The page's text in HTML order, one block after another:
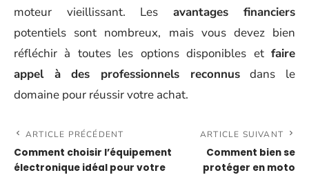
moteur vieillissant. Les avantages financiers
potentiels sont nombreux, mais vous devez bien
réfléchir à toutes les options disponibles et faire
appel à des professionnels reconnusdans le
domaine pour réussir votre achat.
ARTICLE PRÉCÉDENT
Comment choisir l’équipement
électronique idéal pour votre
ARTICLE SUIVANT
Comment bien se
protéger en moto